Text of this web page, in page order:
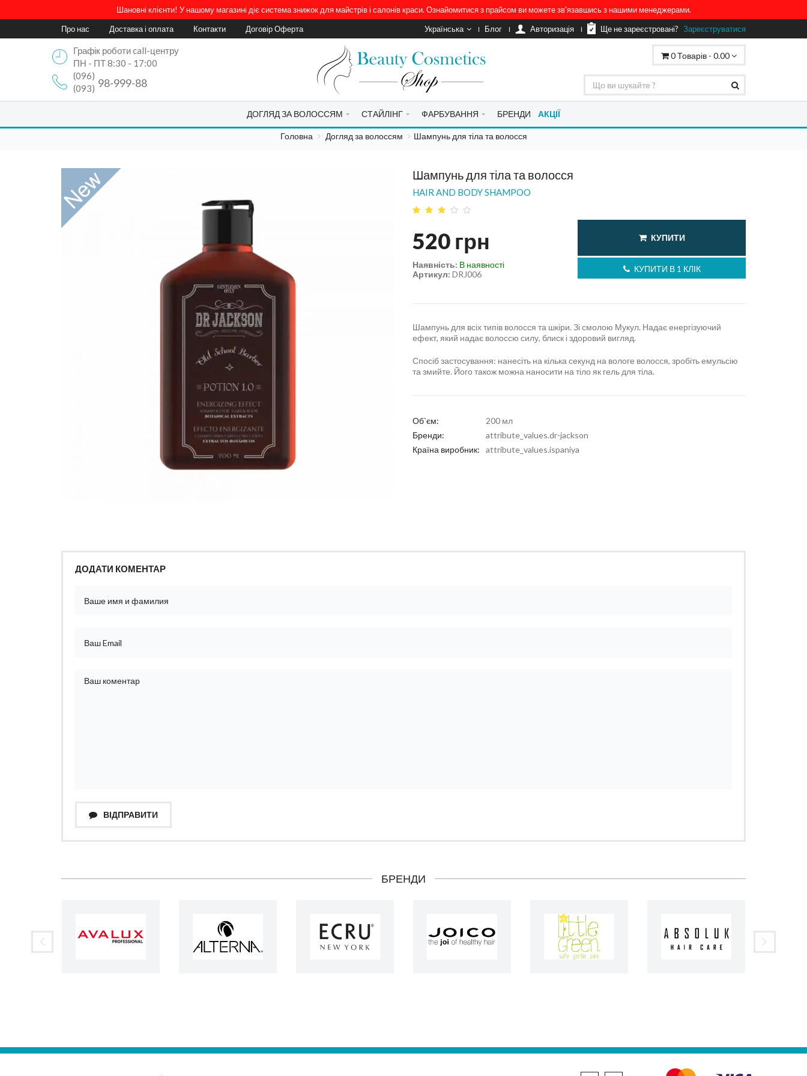
Шановні клієнти! У нашому магазині діє система знижок для майстрів і салонів краси. Ознайомитися з прайсом ви можете зв'язавшись з нашими менеджерами.
Про нас
Доставка і оплата Контакти Договір Оферта Українська Блог Aвторизація Ще не зареєстровані? Зареєструватися
Графік роботи call-центру
ПН - ПТ 8:30 - 17:00
(096)
98-999-88
(093)
0Товарів - 0.00
ДОГЛЯД ЗА ВОЛОССЯМ СТАЙЛІНГ ФАРБУВАННЯ БРЕНДИ АКЦІЇ
Головна Догляд за волоссям Шампунь для тіла та волосся
Шампунь для тіла та волосся
HAIR AND BODY SHAMPOO
520 грн КУПИТИ
КУПИТИ В 1 КЛІК
Артикул: DRJ006
Наявність: В наявності
Шампунь для всіх типів волосся та шкіри. Зі смолою Мукул. Надає енергізуючий
ефект, який надає волоссю силу, блиск і здоровий вигляд.
Спосіб застосування: нанесіть на кілька секунд на вологе волосся, зробіть емульсію
та змийте. Його також можна наносити на тіло як гель для тіла.
Об`єм:
200 мл
Бренди:
attribute_values.dr-jackson
Країна виробник:
attribute_values.ispaniya
ДОДАТИ КОМЕНТАР
ВІДПРАВИТИ
БРЕНДИ